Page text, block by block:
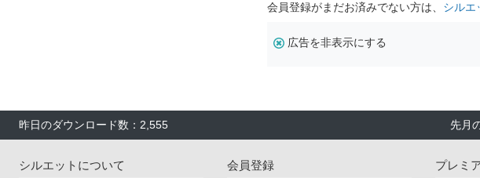
会員登録がまだお済みでない方は、 シルエ
広告を非表示にする
昨日のダウンロード数：2,555 先月
シルエットについて 会員登録 プレミ